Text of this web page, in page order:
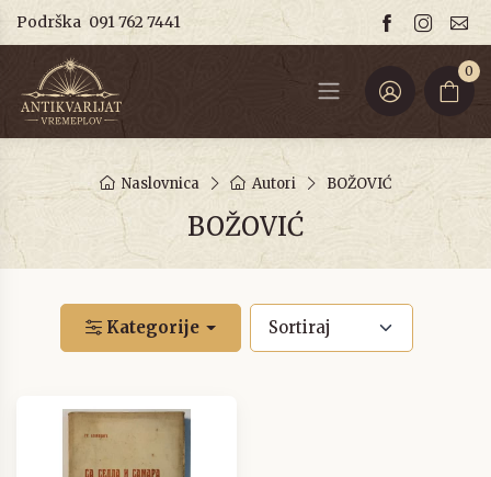
Podrška 091 762 7441
0
Naslovnica Autori BOŽOVIĆ
BOŽOVIĆ
Kategorije